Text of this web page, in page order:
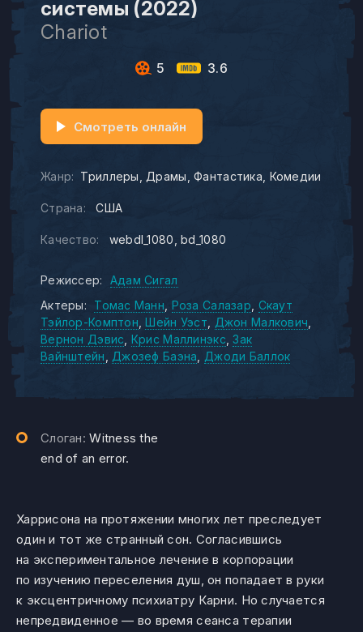
системы (2022)
Chariot
5 3.6
Жанр: Триллеры Драмы Фантастика Комедии
Страна: США
Качество: webdl_1080 bd_1080
Смотреть онлайн
Режиссер:
Адам Сигал
Актеры:
Томас Манн Роза Салазар Скаут
Тэйлор-Комптон Шейн Уэст
Джон Малкович
Вернон Дэвис Крис Маллинэкс Зак
Вайнштейн
Джозеф Баэна Джоди Баллок
Слоган: Witness the
end of an error.
Харрисона на протяжении многих лет преследует
один и тот же странный сон. Согласившись
на экспериментальное лечение в корпорации
по изучению переселения душ, он попадает в руки
к эксцентричному психиатру Карни. Но случается
непредвиденное — во время сеанса терапии